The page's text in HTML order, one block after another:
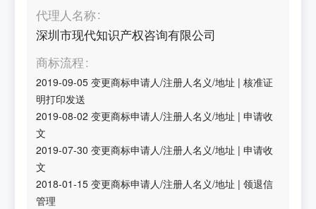
代理人名称
深圳市现代知识产权咨询有限公司
商标流程
2019-09-05 变更商标申请人/注册人名义/地址 |核准证
明打印发送
2019-08-02 变更商标申请人/注册人名义/地址 |申请收
文
2019-07-30 变更商标申请人/注册人名义/地址 |申请收
文
2018-01-15 变更商标申请人/注册人名义/地址 |领退信
管理